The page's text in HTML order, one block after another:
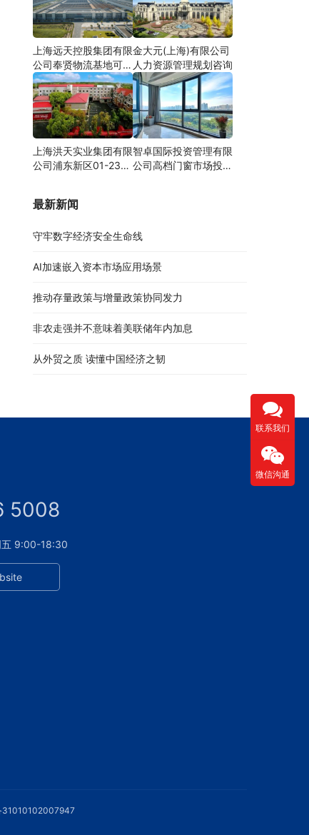
上海远天控股集团有限
公司奉贤物流基地可行
性研究
金大元(上海)有限公司
人力资源管理规划咨询
上海洪天实业集团有限
公司浦东新区01-23地
智卓国际投资管理有限
公司高档门窗市场投资
最新新闻
守牢数字经济安全生命线
AI加速嵌入资本市场应用场景
推动存量政策与增量政策协同发力
非农走强并不意味着美联储年内加息
从外贸之质 读懂中国经济之韧
5008
五 9:00-18:30
31010102007947
联系我们
微信沟通